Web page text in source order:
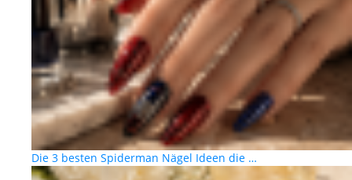
Die 3 besten Spiderman Nägel Ideen die …